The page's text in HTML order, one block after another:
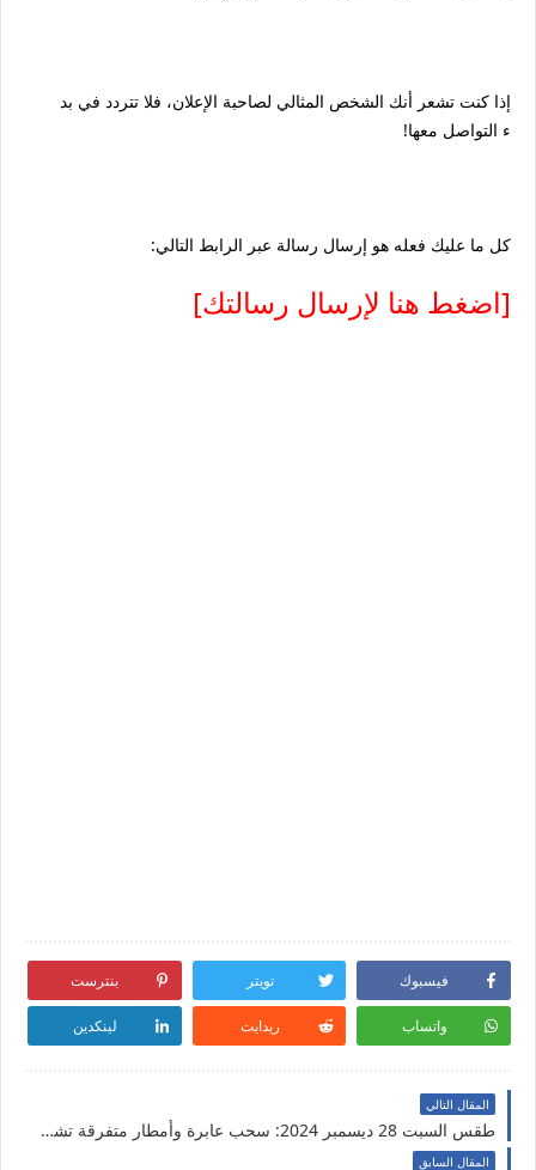
إذا كنت تشعر أنك الشخص المثالي لصاحبة الإعلان، فلا تتردد في بد
ء التواصل معها!
كل ما عليك فعله هو إرسال رسالة عبر الرابط التالي:
[اضغط هنا لإرسال رسالتك]
فيسبوك تويتر بنترست
واتساب ريدايت لينكدين
المقال التالي
طقس السبت 28 ديسمبر 2024: سحب عابرة وأمطار متفرقة تشمل هذه المناطق
المقال السابق